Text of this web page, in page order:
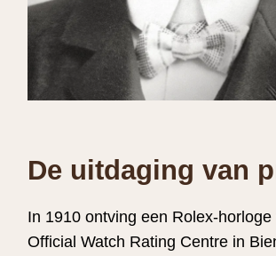
De uitdaging van
In 1910 ontving een Rolex-horloge
Official Watch Rating Centre in